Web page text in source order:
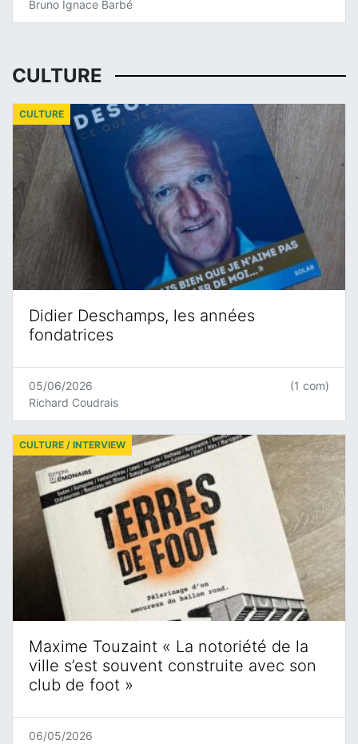
Bruno Ignace Barbé
CULTURE
Didier Deschamps, les années
fondatrices
CULTURE
05/06/2026
Richard Coudrais
(1 com)
Maxime Touzaint « La notoriété de la
ville s’est souvent construite avec son
club de foot »
CULTURE / INTERVIEW
06/05/2026